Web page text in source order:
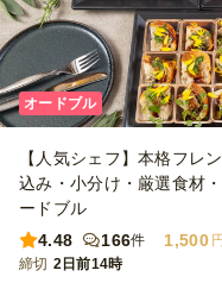
オードブル
【人気シェフ】本格フレ
込み・小分け・厳選食材
ードブル
4.48
166件 1,500
締切 2日前14時